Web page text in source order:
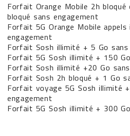
Forfait Orange Mobile 2h
bloqué sans engagement
Forfait 5G Orange Mobile
engagement
Forfait Sosh illimité + 5 Go sans
Forfait 5G Sosh illimité + 150
Forfait Sosh illimité +20 Go
Forfait Sosh 2h bloqué + 1 Go
Forfait voyage 5G Sosh illimité
engagement
Forfait 5G Sosh illimité + 300